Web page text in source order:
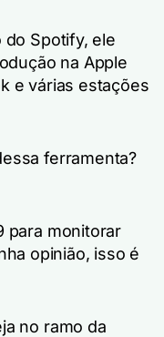
do Spotify, ele
na Apple
e várias estações
ferramenta?
para monitorar
opinião, isso é
no ramo da